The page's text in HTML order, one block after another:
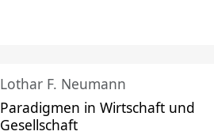
Lothar F. Neumann
Paradigmen in Wirtschaft und
Gesellschaft